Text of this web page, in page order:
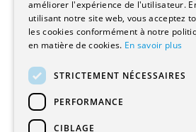
Ingénieurs et mandataires
Fabricants / Fournisseurs
Régies immobilières
Gestion PPE
Villas
améliorer l'expérience de l'utilisateur.
utilisant notre site web, vous acceptez
les cookies conformément à notre
en matière de cookies. En savoir plus
STRICTEMENT NÉCESSAIRES
PERFORMANCE
CIBLAGE